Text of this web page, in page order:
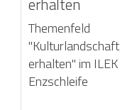
Themenfeld
"Kulturlandschaft
erhalten" im ILEK
Enzschleife